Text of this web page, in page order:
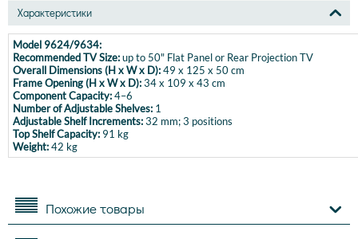
Характеристики
Model 9624/9634:
Recommended TV Size:up to 50" Flat Panel or Rear Projection TV
Overall Dimensions (H x W x D):49 x 125 x 50 cm
Frame Opening (H x W x D):34 x 109 x 43 cm
Component Capacity:4–6
Number of Adjustable Shelves: 1
Adjustable Shelf Increments:32 mm; 3 positions
Top Shelf Capacity: 91 kg
Weight:42 kg
Похожие товары